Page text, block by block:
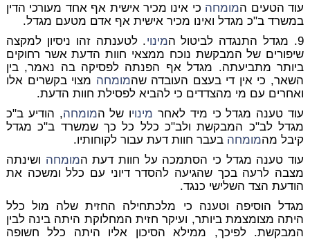
עוד הטעים המומחה כי אינו מכיר אישית אף אחד מעורכי הדין
במשרד ב"כ מגדל ואינו מכיר אישית אף אדם מטעם מגדל.
9. מגדל התנגדה לביטול ה
מינוי. לטענתה זהו ניסיון למקצה
שיפורים של המבקשת נוכח ממצאי חוות הדעת אשר רחוקים
ביותר מתביעתה. מגדל אף הפנתה לפסיקה בה נאמר, בין
השאר, כי אין די בעצם העובדה שהמומחה מצוי בקשרים אלו
ואחרים עם מי מהצדדים כי להביא לפסילת חוות הדעת.
עוד טענה מגדל כי מיד לאחר מינויו של המומחה, הודיע ב"כ
מגדל לב"כ המבקשת ולב"כ כלל כל כך שמשרד ב"כ מגדל
קיבל מהמומחה בעבר חוות דעת עבור לקוחותיו.
עוד טענה מגדל כי הסתמכה על חוות דעת המומחה ושינתה
מצבה לרעה בכך שהגיעה להסדר דיוני עם כלל ומשכה את
הודעת הצד השלישי כנגד.
מגדל הוסיפה וטענה כי מלכתחילה החזית שלה מול כלל
היתה מצומצמת ביותר, ועיקר חזית המחלוקת היתה בינה לבין
המבקשת. לפיכך, ממילא הסיכון אליו היתה כלל חשופה